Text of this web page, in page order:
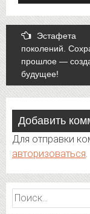
Post
navigation
Эстафета
поколений.
прошлое —
будущее!
Добавить
Для отправки
авторизоваться
Найти: